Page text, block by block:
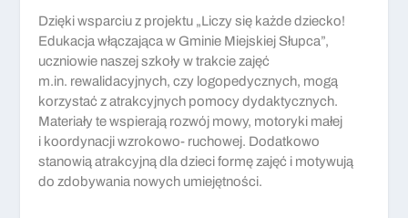
Dzięki wsparciu z projektu „Liczy się każde dziecko!
Edukacja włączająca w Gminie Miejskiej Słupca”,
uczniowie naszej szkoły w trakcie zajęć
m.in. rewalidacyjnych, czy logopedycznych, mogą
korzystać z atrakcyjnych pomocy dydaktycznych.
Materiały te wspierają rozwój mowy, motoryki małej
i koordynacji wzrokowo- ruchowej. Dodatkowo
stanowią atrakcyjną dla dzieci formę zajęć i motywują
do zdobywania nowych umiejętności.